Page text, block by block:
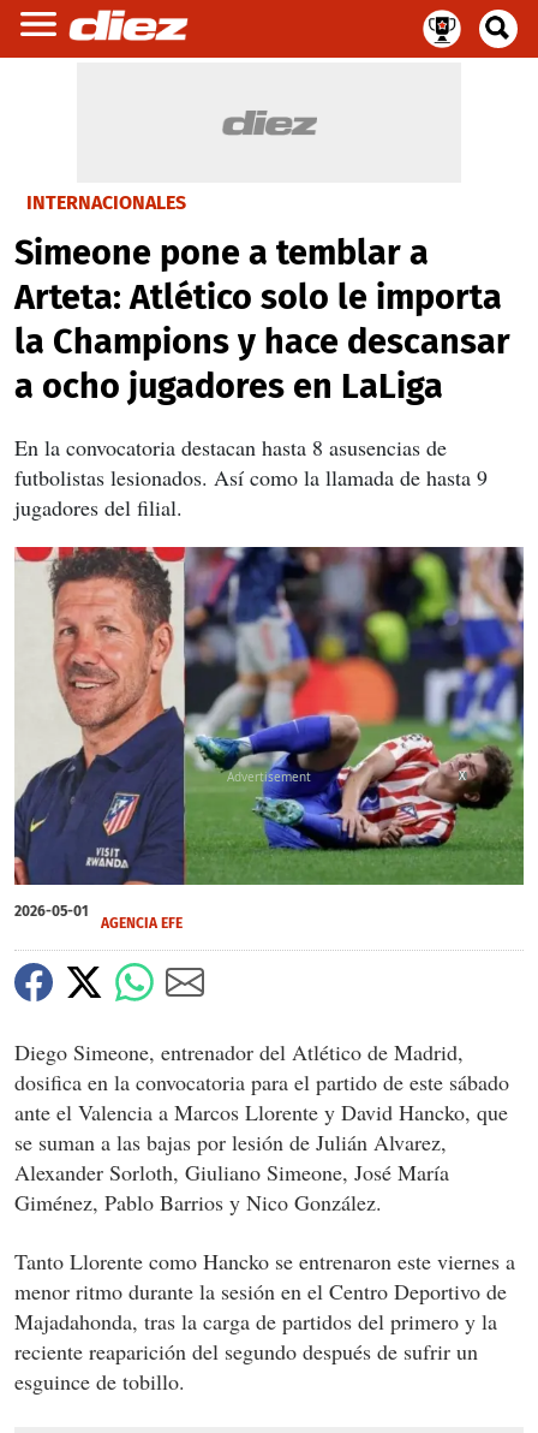
INTERNACIONALES
Simeone pone a temblar a
Arteta: Atlético solo le importa
la Champions y hace descansar
a ocho jugadores en LaLiga
En la convocatoria destacan hasta 8 asusencias de
futbolistas lesionados. Así como la llamada de hasta 9
jugadores del filial.
X
2026-05-01
AGENCIA EFE
Diego Simeone, entrenador del Atlético de Madrid,
dosifica en la convocatoria para el partido de este sábado
ante el Valencia a Marcos Llorente y David Hancko, que
se suman a las bajas por lesión de Julián Alvarez,
Alexander Sorloth, Giuliano Simeone, José María
Giménez, Pablo Barrios y Nico González.
Tanto Llorente como Hancko se entrenaron este viernes a
menor ritmo durante la sesión en el Centro Deportivo de
Majadahonda, tras la carga de partidos del primero y la
reciente reaparición del segundo después de sufrir un
esguince de tobillo.